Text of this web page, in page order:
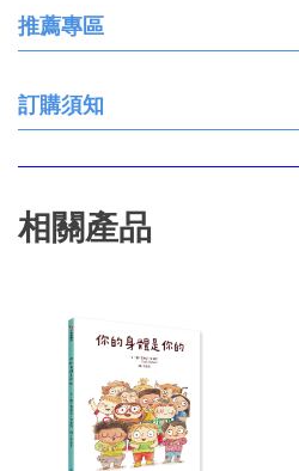
推薦專區
訂購須知
相關產品